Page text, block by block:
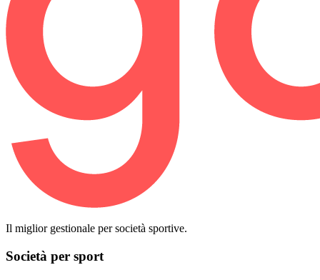
Il miglior gestionale per società sportive.
Società per sport